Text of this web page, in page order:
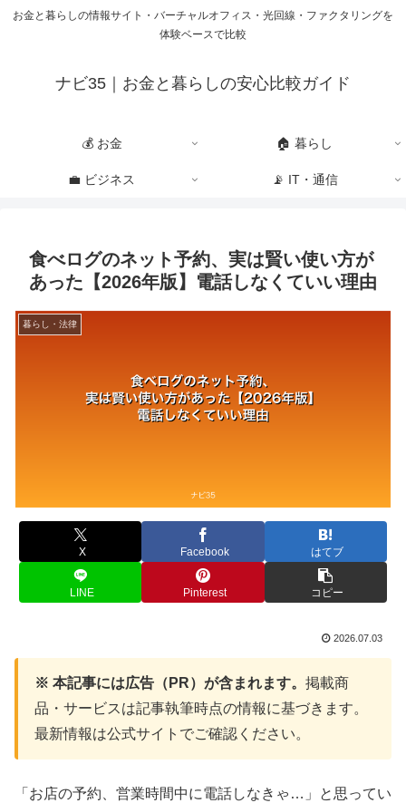
お金と暮らしの情報サイト・バーチャルオフィス・光回線・ファクタリングを
体験ベースで比較
ナビ35｜お金と暮らしの安心比較ガイド
💰 お金 🏠 暮らし
💼 ビジネス 📡 IT・通信
食べログのネット予約、実は賢い使い方が
あった【2026年版】電話しなくていい理由
暮らし・法律
X Facebook はてブ
LINE Pinterest コピー
2026.07.03
※ 本記事には広告（PR）が含まれます。 掲載商
品・サービスは記事執筆時点の情報に基づきます。
最新情報は公式サイトでご確認ください。
「お店の予約、営業時間中に電話しなきゃ…」と思ってい